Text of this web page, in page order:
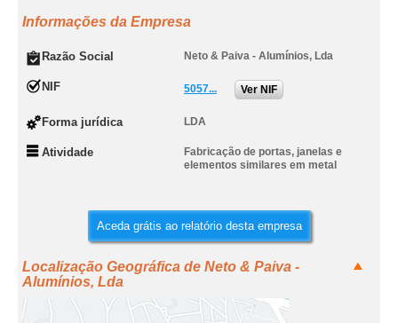
Informações da Empresa
Razão Social Neto & Paiva - Alumínios, Lda
NIF 5057... Ver NIF
Forma jurídica LDA
Atividade
Fabricação de portas, janelas e
elementos similares em metal
Aceda grátis ao relatório desta empresa
Localização Geográfica de Neto & Paiva -
Alumínios, Lda